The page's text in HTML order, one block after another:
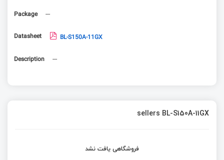
Package ---
Datasheet BL-S150A-11GX
Description ---
sellers BL-S150A-11GX
فروشگاهی یافت نشد